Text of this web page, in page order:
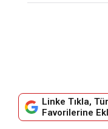
Linke Tıkla,
Favorilerine